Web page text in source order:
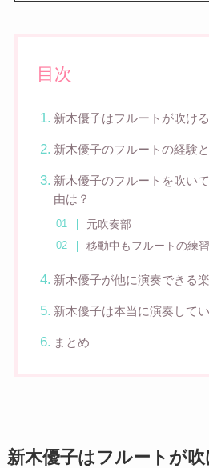
目次
新木優子はフルートが吹け
新木優子のフルートの経験
新木優子のフルートを吹い
由は？
元吹奏部
移動中もフルートの練
新木優子が他に演奏できる
新木優子は本当に演奏して
まとめ
新木優子はフルートが吹